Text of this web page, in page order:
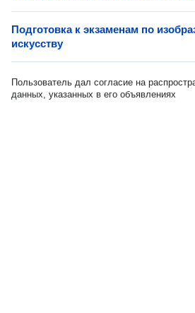
Подготовка к экзаменам по
искусству
Пользователь дал согласие на
данных, указанных в его объявлениях